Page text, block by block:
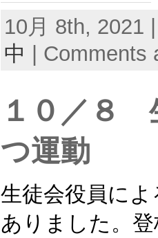
10月 8th, 2021
中 | Comments
１０／８
つ運動
生徒会役員に
ありました。